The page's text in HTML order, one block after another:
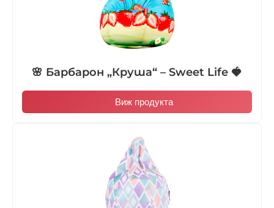
🌸 Барбарон „Круша“ – Sweet Life 🍓
Виж продукта